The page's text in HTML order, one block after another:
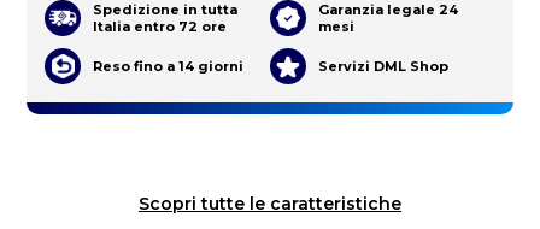
Scopri tutte le caratteristiche
Spedizione in tutta
Italia entro 72 ore
Garanzia legale 24
mesi
Reso fino a 14 giorni Servizi DML Shop